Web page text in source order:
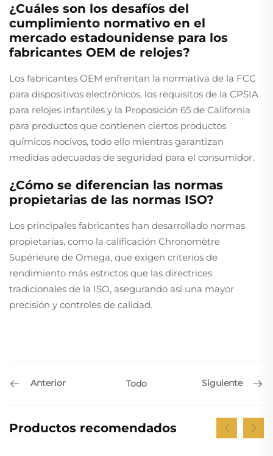
¿Cuáles son los desafíos del
cumplimiento normativo en el
mercado estadounidense para los
fabricantes OEM de relojes?
Los fabricantes OEM enfrentan la normativa de la FCC
para dispositivos electrónicos, los requisitos de la CPSIA
para relojes infantiles y la Proposición 65 de California
para productos que contienen ciertos productos
químicos nocivos, todo ello mientras garantizan
medidas adecuadas de seguridad para el consumidor.
¿Cómo se diferencian las normas
propietarias de las normas ISO?
Los principales fabricantes han desarrollado normas
propietarias, como la calificación Chronomètre
Supérieure de Omega, que exigen criterios de
rendimiento más estrictos que las directrices
tradicionales de la ISO, asegurando así una mayor
precisión y controles de calidad.
Anterior Todo Siguiente
Productos recomendados